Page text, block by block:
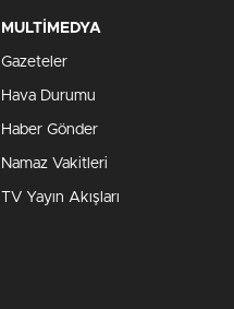
MULTİMEDYA
Gazeteler
Hava Durumu
Haber Gönder
Namaz Vakitleri
TV Yayın Akışları